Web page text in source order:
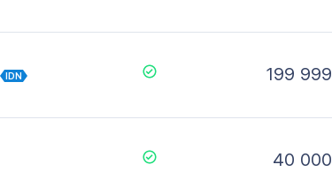
IDN 199 999
40 000